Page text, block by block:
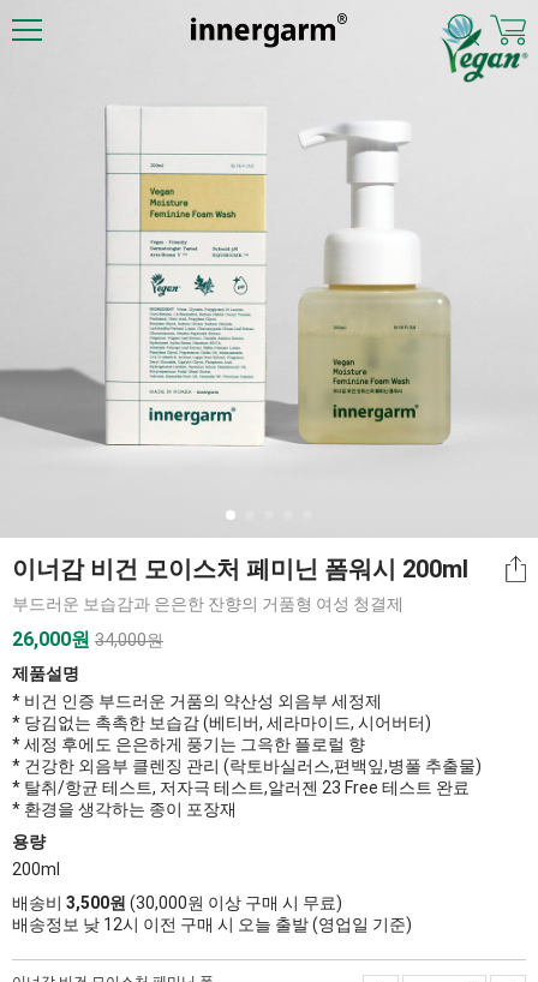
이너감 비건 모이스처 페미닌 폼워시 200ml
부드러운 보습감과 은은한 잔향의 거품형 여성 청결제
26,000원 34,000원
제품설명
* 비건 인증 부드러운 거품의 약산성 외음부 세정제
* 당김없는 촉촉한 보습감 (베티버, 세라마이드, 시어버터)
* 세정 후에도 은은하게 풍기는 그윽한 플로럴 향
* 건강한 외음부 클렌징 관리 (락토바실러스,편백잎,병풀 추출물)
* 탈취/항균 테스트, 저자극 테스트,알러젠 23 Free 테스트 완료
* 환경을 생각하는 종이 포장재
용량
200ml
배송비 3,500원 (30,000원 이상 구매 시 무료)
배송정보 낮 12시 이전 구매 시 오늘 출발 (영업일 기준)